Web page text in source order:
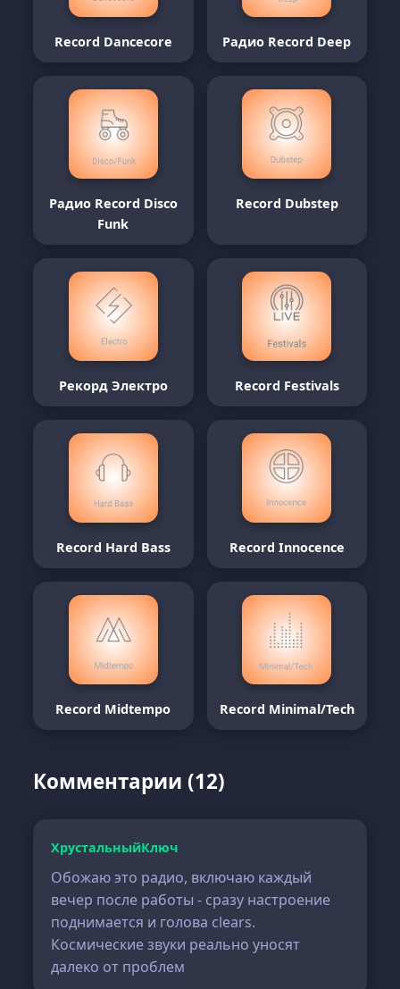
Record Dancecore Радио Record Deep
Радио Record Disco
Funk
Record Dubstep
Рекорд Электро Record Festivals
Record Hard Bass Record Innocence
Record Midtempo Record Minimal/Tech
Комментарии (12)
ХрустальныйКлюч
Обожаю это радио, включаю каждый
вечер после работы - сразу настроение
поднимается и голова clears.
Космические звуки реально уносят
далеко от проблем